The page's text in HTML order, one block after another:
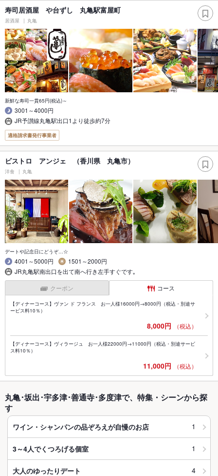
寿司居酒屋 や台ずし 丸亀駅富屋町
居酒屋 丸亀
新鮮な寿司一貫65円(税込)～
3001～4000円
JR予讃線丸亀駅出口1より徒歩約7分
適格請求書発行事業者
ビストロ アンジェ （香川県 丸亀市）
洋食 丸亀
デートや記念日にどうぞ…☆
4001～5000円
1501～2000円
JR丸亀駅南出口を出て南へ行き左手すぐです｡
クーポン コース
【ディナーコース】ヴァン ド フランス お一人様16000円→8000円（税込・別途サ
ービス料10％）
8,000円 （税込）
【ディナーコース】ヴィラージュ お一人様22000円→11000円（税込・別途サービ
ス料10％）
11,000円 （税込）
丸亀･坂出･宇多津･善通寺･多度津で、特集・シーンから探
す
ワイン・シャンパンの品ぞろえが自慢のお店 1
3～4人でくつろげる個室 1
大人のゆったりデート 4